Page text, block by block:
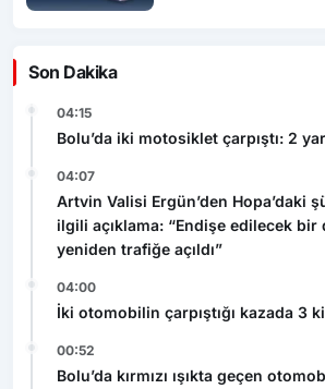
Son Dakika
04:15
Bolu’da iki motosiklet çarpıştı: 2
04:07
Artvin Valisi Ergün’den Hopa’daki
ilgili açıklama: “Endişe edilecek
yeniden trafiğe açıldı”
04:00
İki otomobilin çarpıştığı kazada 3
00:52
Bolu’da kırmızı ışıkta geçen